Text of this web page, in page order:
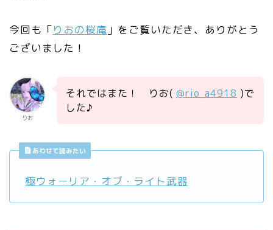
今回も「りおの桜庵 」をご覧いただき、ありがとう
ございました！
りお
それではまた！ りお( @rio_a4918 )で
した♪
あわせて読みたい
極ウォーリア・オブ・ライト武器